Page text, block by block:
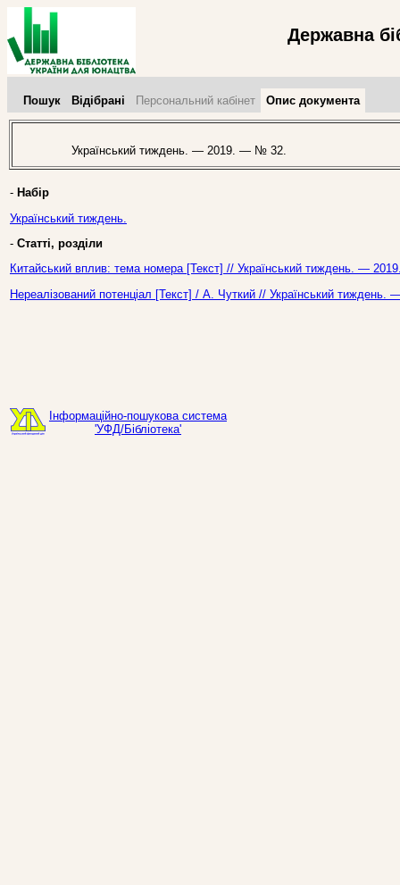
Державна
Пошук Відібрані Персональний кабінет Опис документа
Український тиждень. — 2019. — № 32.
- Набір
Український тиждень.
- Статті, розділи
Китайський вплив: тема номера [Текст] // Український тиждень. —
Нереалізований потенціал [Текст] / А. Чуткий // Український
Інформаційно-пошукова система
'УФД/Бібліотека'